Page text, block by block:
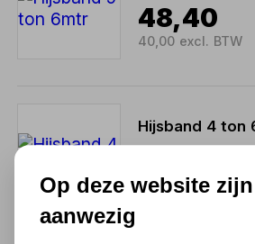
48,40
40,00 excl. BTW
Hijsband 4 ton
27,50 excl. BTW
Op deze website
aanwezig